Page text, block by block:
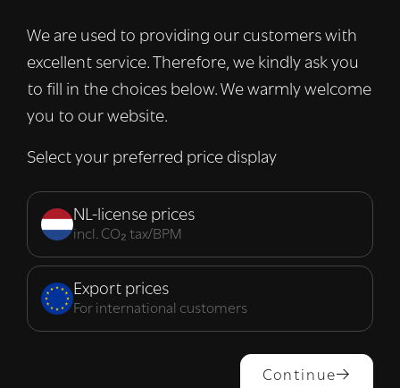
We are used to providing our customers with
excellent service. Therefore, we kindly ask you
to fill in the choices below. We warmly welcome
you to our website.
Select your preferred price display
NL-license prices
incl. CO₂ tax/BPM
Export prices
For international customers
Continue
informatie over uw gebruik van onze site
met onze advertentie- en analysepartners,
die deze kunnen combineren met andere
informatie die u aan hen heeft verstrekt of
van hun diensten. Lees verder
Strikt
noodzakelijk
Prestatie Targeting
ALLES ACCEPTEREN